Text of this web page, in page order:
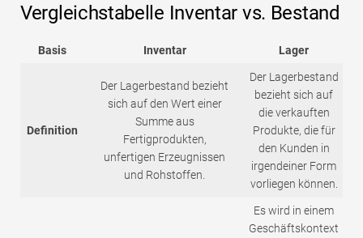
Vergleichstabelle Inventar vs. Bestand
Basis Inventar Lager
Definition
Der Lagerbestand bezieht
sich auf den Wert einer
Summe aus
Fertigprodukten,
unfertigen Erzeugnissen
und Rohstoffen.
Der Lagerbestand
bezieht sich auf
die verkauften
Produkte, die für
den Kunden in
irgendeiner Form
vorliegen können.
Es wird in einem
Geschäftskontext